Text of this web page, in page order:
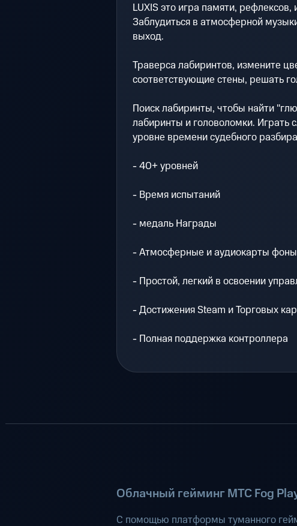
LUXIS это игра памяти,
Заблудиться в атмосферной
выход.
Траверса лабиринтов, измените
соответствующие стены, решать
Поиск лабиринты, чтобы найти
лабиринты и головоломки. Играть
уровне времени судебного
- 40+ уровней
- Время испытаний
- медаль Награды
- Атмосферные и аудиокарты фоны
- Простой, легкий в освоении
- Достижения Steam и Торговых
- Полная поддержка контроллера
Облачный гейминг МТС Fog
С помощью платформы туманного